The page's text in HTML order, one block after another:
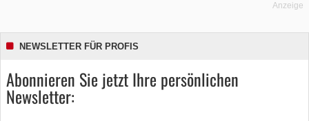
Anzeige
NEWSLETTER FÜR PROFIS
Abonnieren Sie jetzt Ihre persönlichen
Newsletter: